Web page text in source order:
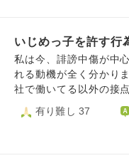
のを止めてと言いましたが止
来事を含め我慢できな
っ」と言い、A君を私
ったかははっきり覚え
言うから」「これはい
気がして、 僕は少なく
うとは思えないし、 周
ともできません。 僕の
綺麗事を抜きにして実
いるのでしょうが…。 支離滅裂で申し訳ないです。その上
いじめっ子を許す行
私は今、誹謗中傷が中
れる動機が全く分かり
社で働いてる以外の接
理由がないのです。 知
をしたかもしれません
有り難し 37